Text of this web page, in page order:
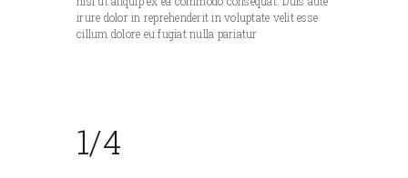
irure dolor in reprehenderit in voluptate velit esse
cillum dolore eu fugiat nulla pariatur
1/4